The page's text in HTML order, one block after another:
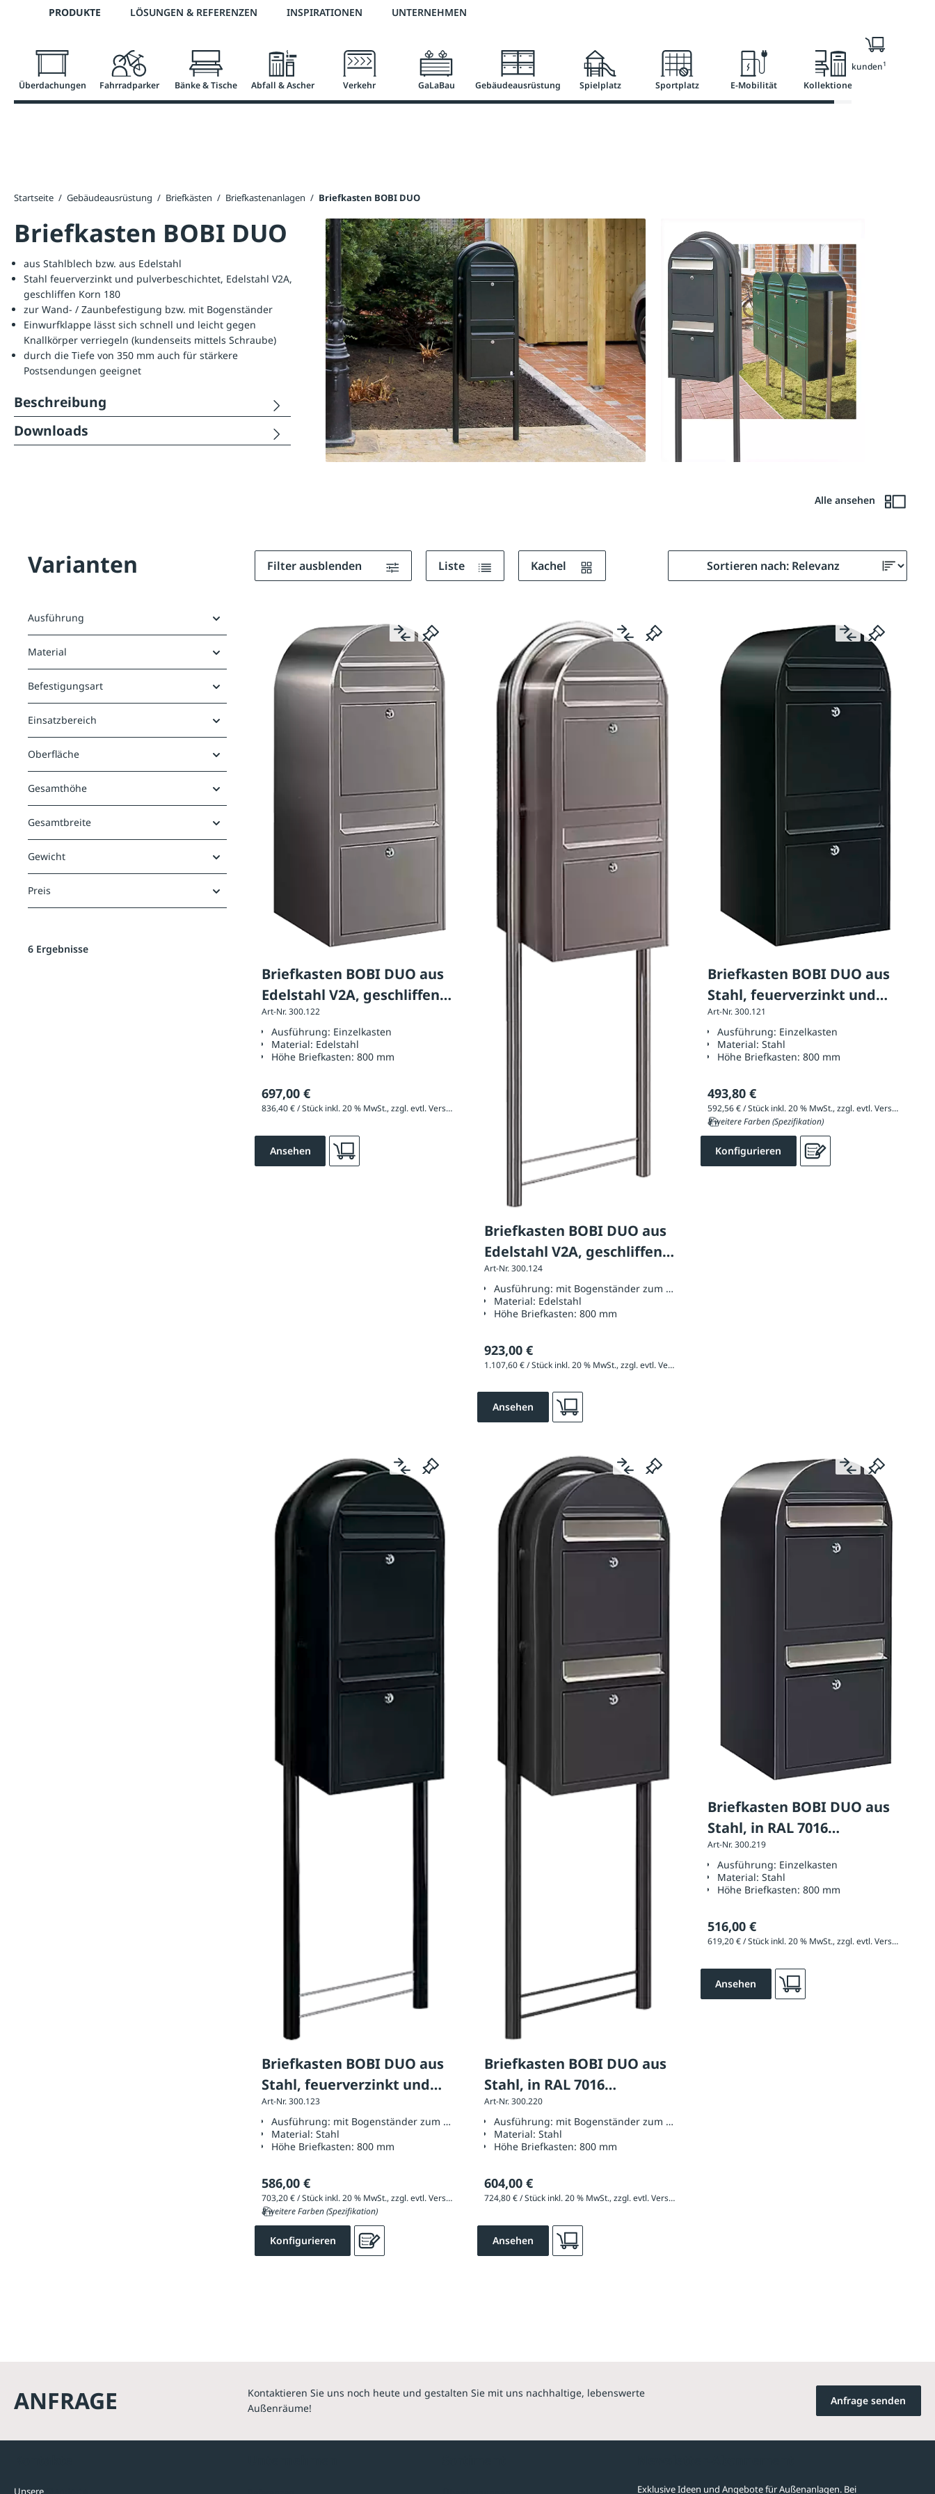
Zur Hauptnavigation springen
Telefon: +43 7672 95895 0 3 % Online-Rabatt versandkostenfrei ab 50 €
PRODUKTE LÖSUNGEN & REFERENZEN INSPIRATIONEN UNTERNEHMEN
Überdachungen Fahrradparker Bänke & Tische Abfall & Ascher Verkehr GaLaBau Gebäudeausrüstung Spielplatz Sportplatz E-Mobilität Kollektionen
Nur für Geschäftskunden1
Startseite / Gebäudeausrüstung / Briefkästen / Briefkastenanlagen / Briefkasten BOBI DUO
Briefkasten BOBI DUO
Alle ansehen
aus Stahlblech bzw. aus Edelstahl
Stahl feuerverzinkt und pulverbeschichtet, Edelstahl V2A,
geschliffen Korn 180
zur Wand- / Zaunbefestigung bzw. mit Bogenständer
Einwurfklappe lässt sich schnell und leicht gegen
Knallkörper verriegeln (kundenseits mittels Schraube)
durch die Tiefe von 350 mm auch für stärkere
Postsendungen geeignet
Beschreibung
Downloads
Varianten
Ausführung
Material
Befestigungsart
Einsatzbereich
Oberfläche
Gesamthöhe
Gesamtbreite
Gewicht
Preis
6 Ergebnisse
Filter ausblenden Liste Kachel
Briefkasten BOBI DUO aus
Edelstahl V2A, geschliffen
Korn 180
Art-Nr. 300.122
Ausführung: Einzelkasten
Material: Edelstahl
Höhe Briefkasten: 800 mm
697,00 €
836,40 € / Stück inkl. 20 % MwSt., zzgl. evtl. Versandkosten
Ansehen
Briefkasten BOBI DUO aus
Edelstahl V2A, geschliffen
Korn 180
Art-Nr. 300.124
Ausführung: mit Bogenständer zum Einbetonieren
Material: Edelstahl
Höhe Briefkasten:800 mm
923,00 €
1.107,60 € / Stück inkl. 20 % MwSt., zzgl. evtl. Versandkosten
Ansehen
Briefkasten BOBI DUO aus
Stahl, feuerverzinkt und
pulverbeschichtet
Art-Nr. 300.121
Ausführung: Einzelkasten
Material: Stahl
Höhe Briefkasten: 800 mm
493,80 €
592,56 € / Stück inkl. 20 % MwSt., zzgl. evtl. Versandkosten
8 weitere Farben (Spezifikation)
Konfigurieren
Briefkasten BOBI DUO aus
Stahl, feuerverzinkt und
pulverbeschichtet
Art-Nr. 300.123
Ausführung: mit Bogenständer zum Einbetonieren
Material: Stahl
Höhe Briefkasten: 800 mm
586,00 €
703,20 € / Stück inkl. 20 % MwSt., zzgl. evtl. Versandkosten
8 weitere Farben (Spezifikation)
Konfigurieren
Briefkasten BOBI DUO aus
Stahl, in RAL 7016
anthrazitgrau
Art-Nr. 300.220
Ausführung: mit Bogenständer zum Einbetonieren
Material:Stahl
Höhe Briefkasten:800 mm
604,00 €
724,80 € / Stück inkl. 20 % MwSt., zzgl. evtl. Versandkosten
Ansehen
Briefkasten BOBI DUO aus
Stahl, in RAL 7016
anthrazitgrau
Art-Nr. 300.219
Ausführung: Einzelkasten
Material: Stahl
Höhe Briefkasten: 800 mm
516,00 €
619,20 € / Stück inkl. 20 % MwSt., zzgl. evtl. Versandkosten
Ansehen
ANFRAGE
Kontaktieren Sie uns noch heute und gestalten Sie mit uns nachhaltige, lebenswerte
Außenräume!
Anfrage senden
Unsere Exklusive Ideen und Angebote für Außenanlagen. Bei